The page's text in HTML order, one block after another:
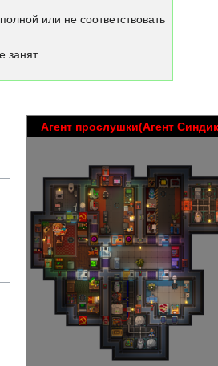
или не соответствовать
занят.
Агент прослушки(Агент